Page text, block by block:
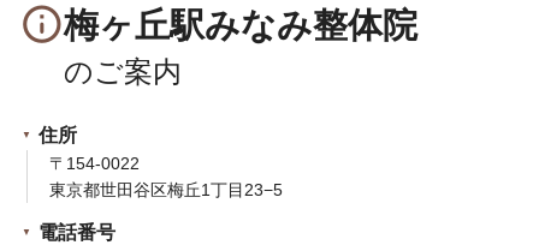
info_outline梅ヶ丘駅みなみ整体院
住所
〒154-0022
東京都世田谷区梅丘1丁目23−5
電話番号